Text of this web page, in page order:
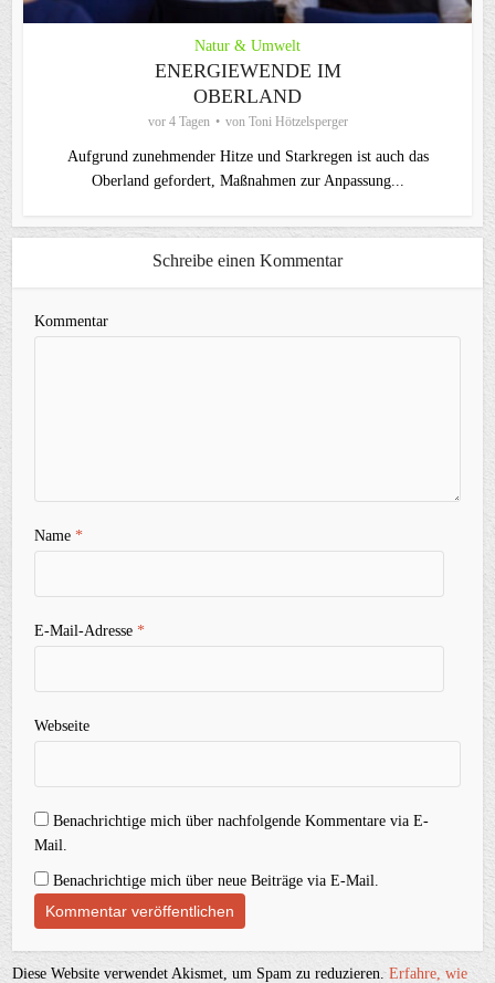
Natur & Umwelt
ENERGIEWENDE IM
OBERLAND
vor 4 Tagen von Toni Hötzelsperger
Aufgrund zunehmender Hitze und Starkregen ist auch das
Oberland gefordert, Maßnahmen zur Anpassung...
Schreibe einen Kommentar
Kommentar
Name*
E-Mail-Adresse*
Webseite
Benachrichtige mich über nachfolgende Kommentare via E-
Mail.
Benachrichtige mich über neue Beiträge via E-Mail.
Diese Website verwendet Akismet, um Spam zu reduzieren.Erfahre, wie